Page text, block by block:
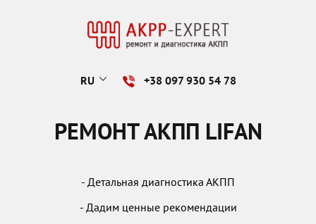
RU +38 097 930 54 78
РЕМОНТ АКПП LIFAN
- Детальная диагностика АКПП
- Дадим ценные рекомендации